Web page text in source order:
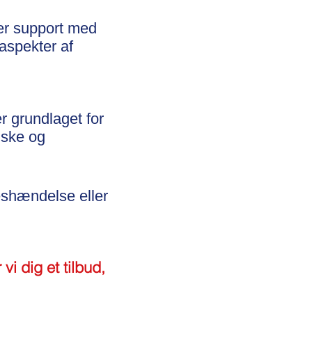
support med
af
grundlaget for
og
eller
vi dig et tilbud,